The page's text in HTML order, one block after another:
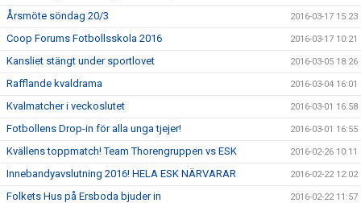
Årsmöte söndag 20/3 2016-03-17 15:23
Coop Forums Fotbollsskola 2016 2016-03-17 10:21
Kansliet stängt under sportlovet 2016-03-05 18:26
Rafflande kvaldrama 2016-03-04 16:01
Kvalmatcher i veckoslutet 2016-03-01 16:58
Fotbollens Drop-in för alla unga tjejer! 2016-03-01 16:55
Kvällens toppmatch! Team Thorengruppen vs ESK 2016-02-26 10:11
Innebandyavslutning 2016! HELA ESK NÄRVARAR 2016-02-22 12:02
Folkets Hus på Ersboda bjuder in 2016-02-22 11:57